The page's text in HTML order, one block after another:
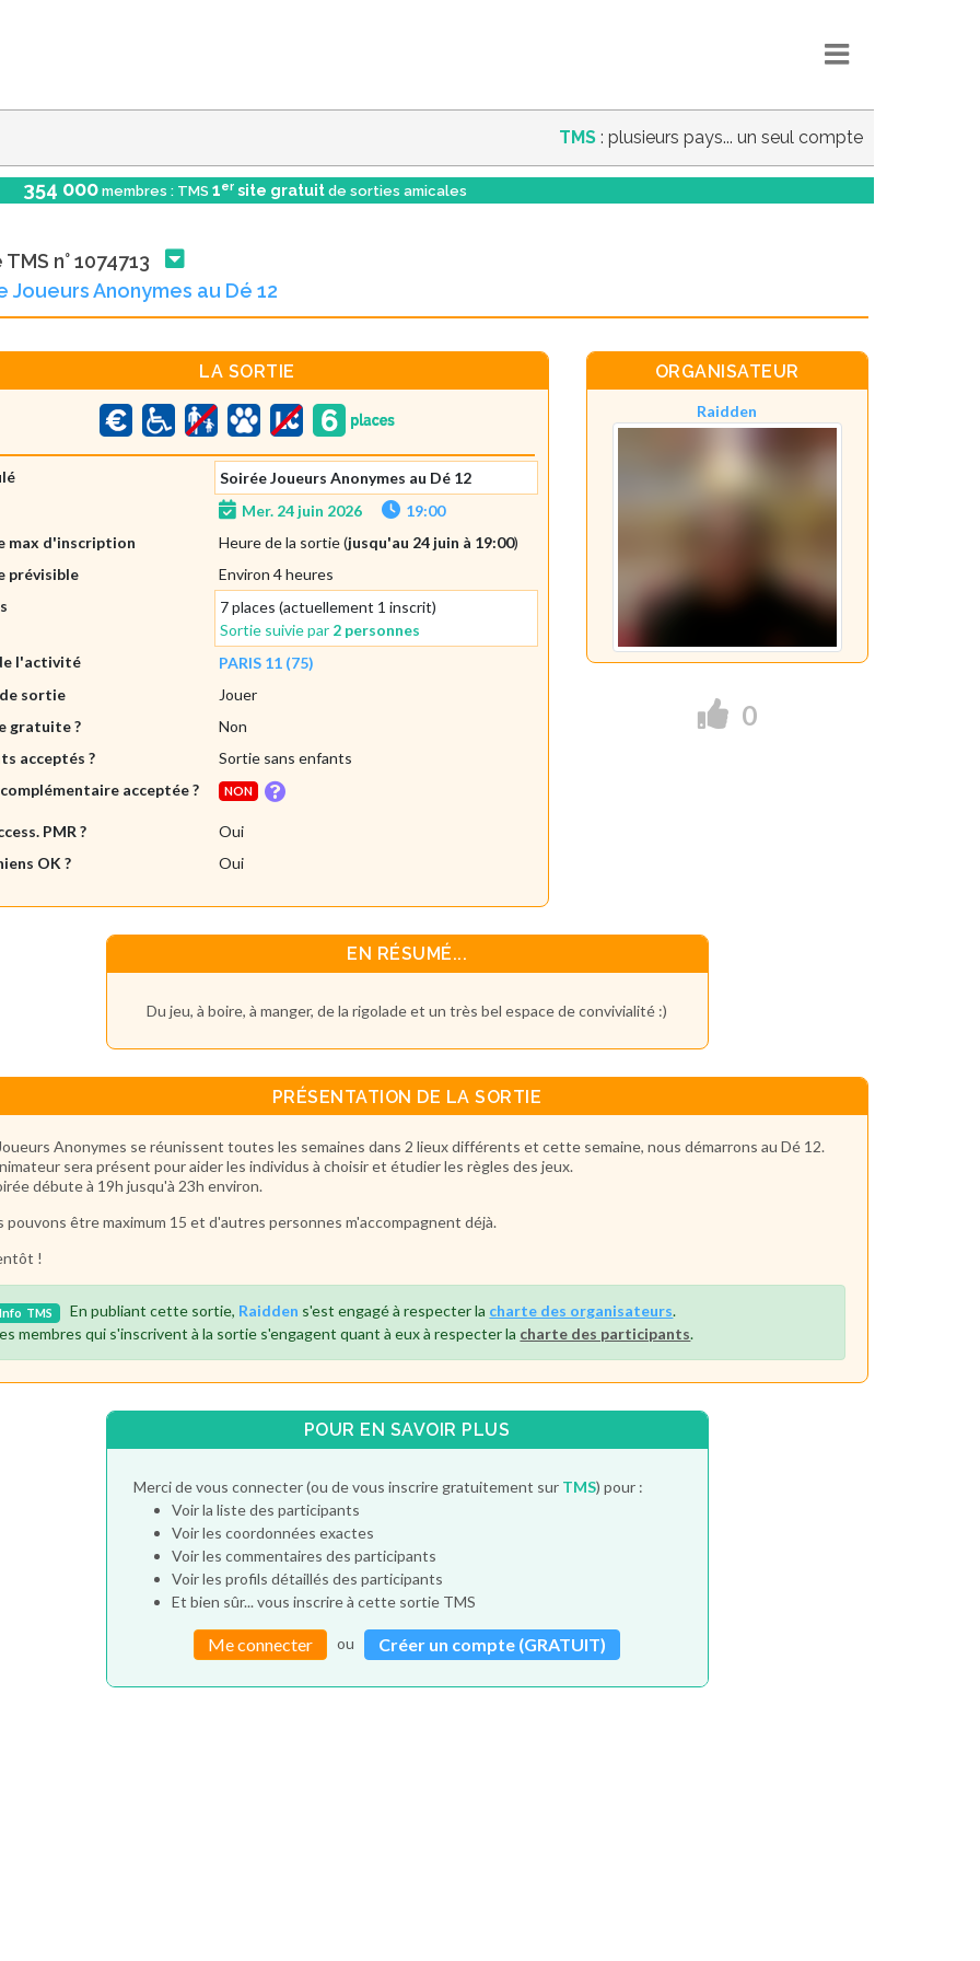
TMS : plusieurs pays... un seul compte
354 000 membres : TMS 1er site gratuit de sorties amicales
n° 1074713
Joueurs Anonymes au Dé 12
LA SORTIE
Soirée Joueurs Anonymes au Dé 12
Mer. 24 juin 2026
19:00
max d'inscription
Heure de la sortie (jusqu'au 24 juin à 19:00)
prévisible
Environ 4 heures
7 places (actuellement 1 inscrit)
Sortie suivie par 2 personnes
l'activité
PARIS 11 (75)
sortie
Jouer
gratuite ?
Non
acceptés ?
Sortie sans enfants
acceptée ?
NON
PMR ?
Oui
OK ?
Oui
ORGANISATEUR
Raidden
0
EN RÉSUMÉ...
Du jeu, à boire, à manger, de la rigolade et un très bel espace de convivialité :)
PRÉSENTATION DE LA SORTIE
Anonymes se réunissent toutes les semaines dans 2 lieux différents et cette semaine, nous démarrons au Dé 12.
sera présent pour aider les individus à choisir et étudier les règles des jeux.
débute à 19h jusqu'à 23h environ.
pouvons être maximum 15 et d'autres personnes m'accompagnent déjà.
!
Info TMS En publiant cette sortie, Raidden s'est engagé à respecter la charte des organisateurs.
membres qui s'inscrivent à la sortie s'engagent quant à eux à respecter la charte des participants.
POUR EN SAVOIR PLUS
Merci de vous connecter (ou de vous inscrire gratuitement sur TMS) pour :
Voir la liste des participants
Voir les coordonnées exactes
Voir les commentaires des participants
Voir les profils détaillés des participants
Et bien sûr... vous inscrire à cette sortie TMS
Me connecter ou Créer un compte (GRATUIT)